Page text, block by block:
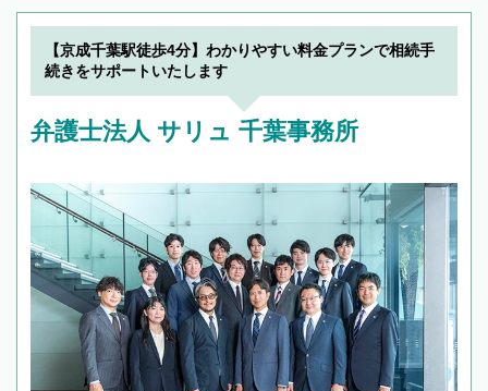
【京成千葉駅徒歩4分】わかりやすい料金プランで相続手
続きをサポートいたします
弁護士法人 サリュ 千葉事務所